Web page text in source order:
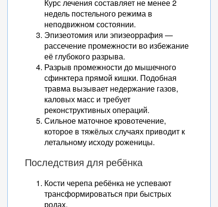
Курс лечения составляет не менее 2
недель постельного режима в
неподвижном состоянии.
Эпизеотомия или эпизеоррафия —
рассечение промежности во избежание
её глубокого разрыва.
Разрыв промежности до мышечного
сфинктера прямой кишки. Подобная
травма вызывает недержание газов,
каловых масс и требует
реконструктивных операций.
Сильное маточное кровотечение,
которое в тяжёлых случаях приводит к
летальному исходу роженицы.
Последствия для ребёнка
Кости черепа ребёнка не успевают
трансформироваться при быстрых
родах.